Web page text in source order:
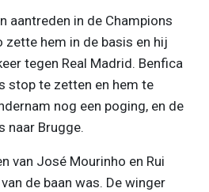
aantreden in de Champions
zette hem in de basis en hij
tegen Real Madrid. Benfica
stop te zetten en hem te
nog een poging, en de
naar Brugge.
van José Mourinho en Rui
de baan was. De winger